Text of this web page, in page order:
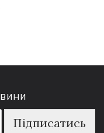
Підписатись